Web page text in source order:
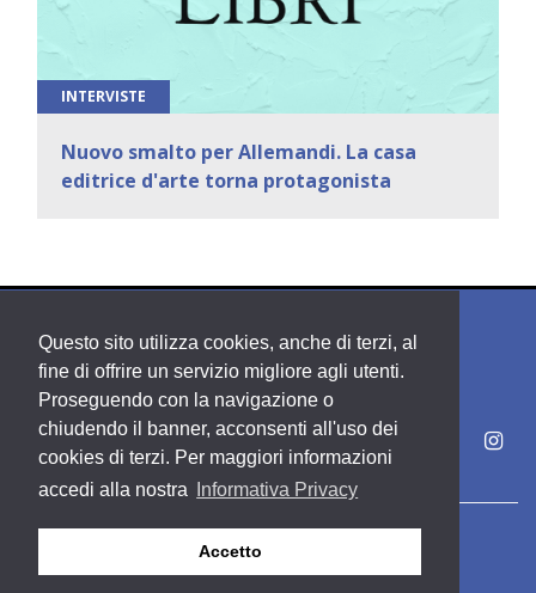
Questo sito utilizza cookies, anche di terzi, al
fine di offrire un servizio migliore agli utenti.
Proseguendo con la navigazione o
chiudendo il banner, acconsenti all'uso dei
cookies di terzi. Per maggiori informazioni
accedi alla nostra
Informativa Privacy
Accetto
INTERVISTE
Nuovo smalto per Allemandi. La casa
editrice d'arte torna protagonista
Copyright PDE srl società del Gruppo Feltrinelli S. p. A.